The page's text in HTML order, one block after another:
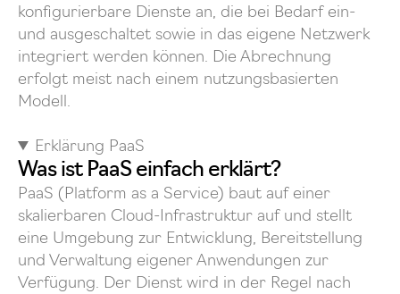
konfigurierbare Dienste an, die bei Bedarf ein-
und ausgeschaltet sowie in das eigene Netzwerk
integriert werden können. Die Abrechnung
erfolgt meist nach einem nutzungsbasierten
Modell.
Erklärung PaaS
Was ist PaaS einfach erklärt?
PaaS (Platform as a Service) baut auf einer
skalierbaren Cloud-Infrastruktur auf und stellt
eine Umgebung zur Entwicklung, Bereitstellung
und Verwaltung eigener Anwendungen zur
Verfügung. Der Dienst wird in der Regel nach